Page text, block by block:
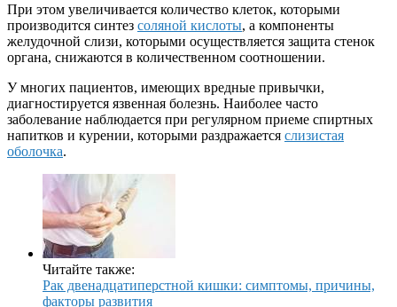
При этом увеличивается количество клеток, которыми
производится синтез соляной кислоты, а компоненты
желудочной слизи, которыми осуществляется защита стенок
органа, снижаются в количественном соотношении.
У многих пациентов, имеющих вредные привычки,
диагностируется язвенная болезнь. Наиболее часто
заболевание наблюдается при регулярном приеме спиртных
напитков и курении, которыми раздражается слизистая
оболочка.
Читайте также:
Рак двенадцатиперстной кишки: симптомы, причины,
факторы развития